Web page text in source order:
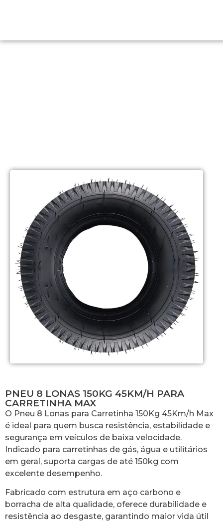
PNEU 8 LONAS 150KG 45KM/H PARA
CARRETINHA MAX
O Pneu 8 Lonas para Carretinha 150Kg 45Km/h Max
é ideal para quem busca resistência, estabilidade e
segurança em veículos de baixa velocidade.
Indicado para carretinhas de gás, água e utilitários
em geral, suporta cargas de até 150kg com
excelente desempenho.
Fabricado com estrutura em aço carbono e
borracha de alta qualidade, oferece durabilidade e
resistência ao desgaste, garantindo maior vida útil